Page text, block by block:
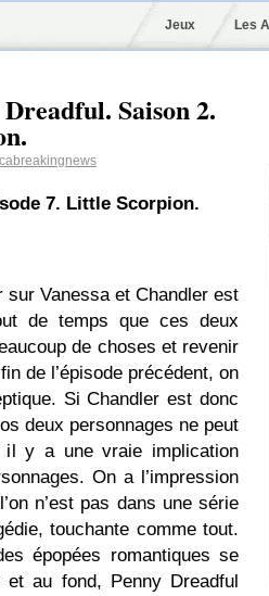
Jeux Les
Saison 2.
7. Little Scorpion.
Vanessa et Chandler est
de temps que ces deux
de choses et revenir
de l’épisode précédent, on
Si Chandler est donc
deux personnages ne peut
il y a une vraie implication
On a l’impression
n’est pas dans une série
touchante comme tout.
épopées romantiques se
et au fond, Penny Dreadful